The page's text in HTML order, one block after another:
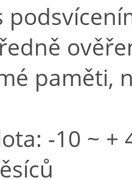
paměti,
-10 ~ +